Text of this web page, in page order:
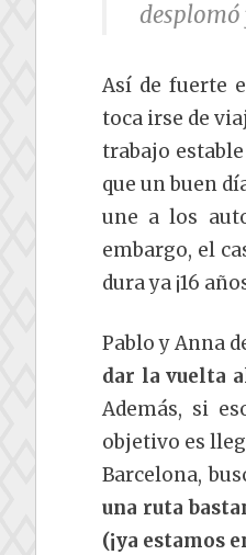
desplomó
Así de fuerte
toca irse de
trabajo
que un buen
une a los
embargo, el
dura ya ¡16
Pablo y Anna
dar la vuelta
Además, si
objetivo es
Barcelona,
una ruta
(¡ya estamos